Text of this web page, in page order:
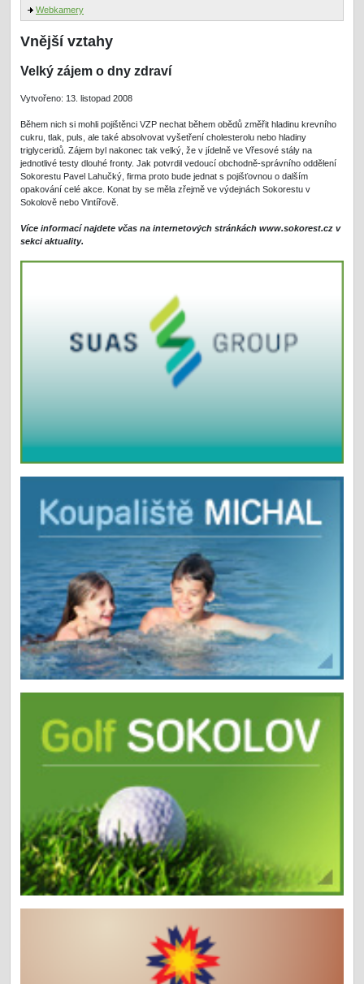
Webkamery
Vnější vztahy
Velký zájem o dny zdraví
Vytvořeno: 13. listopad 2008
Během nich si mohli pojištěnci VZP nechat během obědů změřit hladinu krevního
cukru, tlak, puls, ale také absolvovat vyšetření cholesterolu nebo hladiny
triglyceridů. Zájem byl nakonec tak velký, že v jídelně ve Vřesové stály na
jednotlivé testy dlouhé fronty. Jak potvrdil vedoucí obchodně-správního oddělení
Sokorestu Pavel Lahučký, firma proto bude jednat s pojišťovnou o dalším
opakování celé akce. Konat by se měla zřejmě ve výdejnách Sokorestu v
Sokolově nebo Vintířově.
Více informací najdete včas na internetových stránkách www.sokorest.cz v
sekci aktuality.